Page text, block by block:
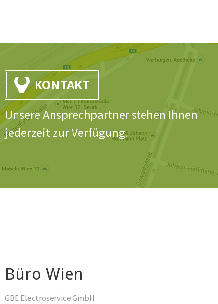
KONTAKT
Unsere Ansprechpartner stehen Ihnen
jederzeit zur Verfügung.
Büro Wien
GBE Electroservice GmbH